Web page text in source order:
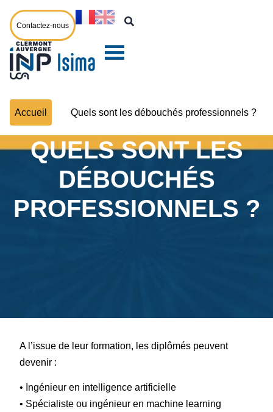
Contactez-nous
Accueil Quels sont les débouchés professionnels ?
QUELS SONT LES
DÉBOUCHÉS
PROFESSIONNELS ?
A l’issue de leur formation, les diplômés peuvent
devenir :
• Ingénieur en intelligence artificielle
• Spécialiste ou ingénieur en machine learning